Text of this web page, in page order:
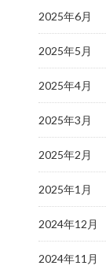
2025年6月
2025年5月
2025年4月
2025年3月
2025年2月
2025年1月
2024年12月
2024年11月